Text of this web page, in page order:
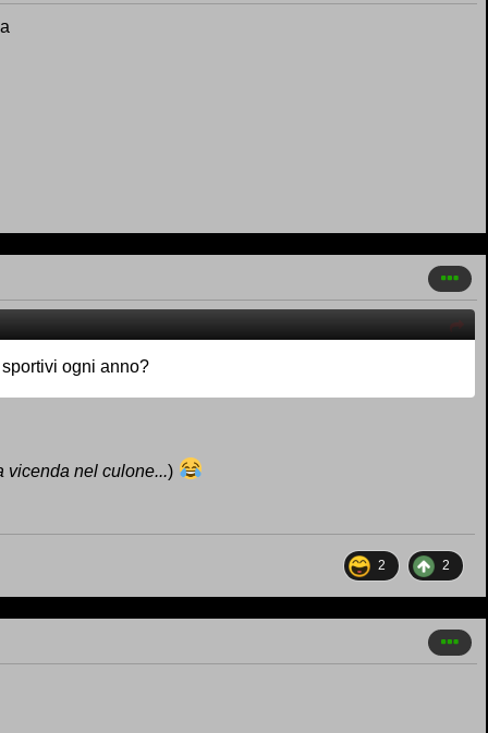
ogni anno?
vicenda nel culone...)
2 2